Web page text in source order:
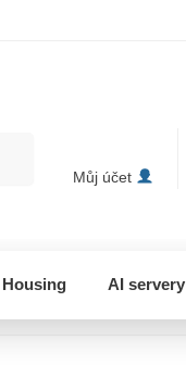
Můj účet
Housing AI servery